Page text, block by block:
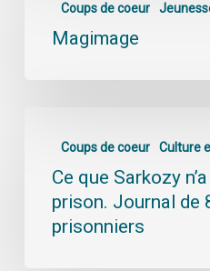
Coups de coeur
Magimage
Coups de coeur Culture
Ce que Sarkozy
prison. Journal de
prisonniers